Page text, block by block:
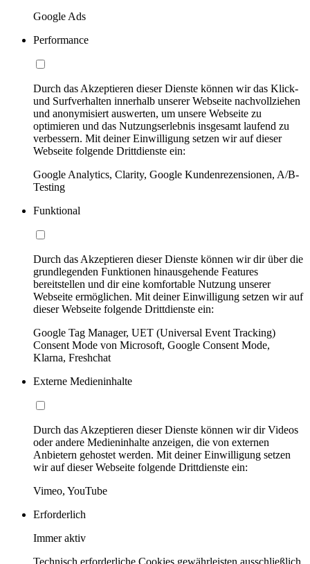
Google Ads
Performance
Durch das Akzeptieren dieser Dienste können wir das Klick-
und Surfverhalten innerhalb unserer Webseite nachvollziehen
und anonymisiert auswerten, um unsere Webseite zu
optimieren und das Nutzungserlebnis insgesamt laufend zu
verbessern. Mit deiner Einwilligung setzen wir auf dieser
Webseite folgende Drittdienste ein:
Google Analytics, Clarity, Google Kundenrezensionen, A/B-
Testing
Funktional
Durch das Akzeptieren dieser Dienste können wir dir über die
grundlegenden Funktionen hinausgehende Features
bereitstellen und dir eine komfortable Nutzung unserer
Webseite ermöglichen. Mit deiner Einwilligung setzen wir auf
dieser Webseite folgende Drittdienste ein:
Google Tag Manager, UET (Universal Event Tracking)
Consent Mode von Microsoft, Google Consent Mode,
Klarna, Freshchat
Externe Medieninhalte
Durch das Akzeptieren dieser Dienste können wir dir Videos
oder andere Medieninhalte anzeigen, die von externen
Anbietern gehostet werden. Mit deiner Einwilligung setzen
wir auf dieser Webseite folgende Drittdienste ein:
Vimeo, YouTube
Erforderlich
Immer aktiv